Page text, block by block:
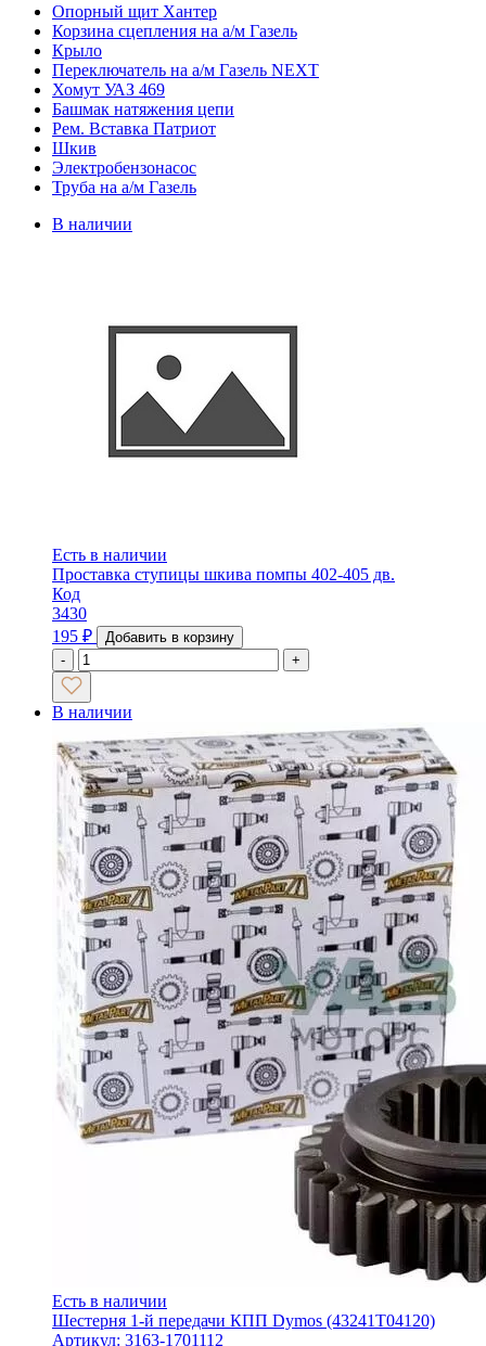
Опорный щит Хантер
Корзина сцепления на а/м Газель
Крыло
Переключатель на а/м Газель NEXT
Хомут УАЗ 469
Башмак натяжения цепи
Рем. Вставка Патриот
Шкив
Электробензонасос
Труба на а/м Газель
В наличии
Есть в наличии
Проставка ступицы шкива помпы 402-405 дв.
Код
3430
195 ₽
Добавить в корзину
-
+
В наличии
Есть в наличии
Шестерня 1-й передачи КПП Dymos (43241Т04120)
Артикул: 3163-1701112